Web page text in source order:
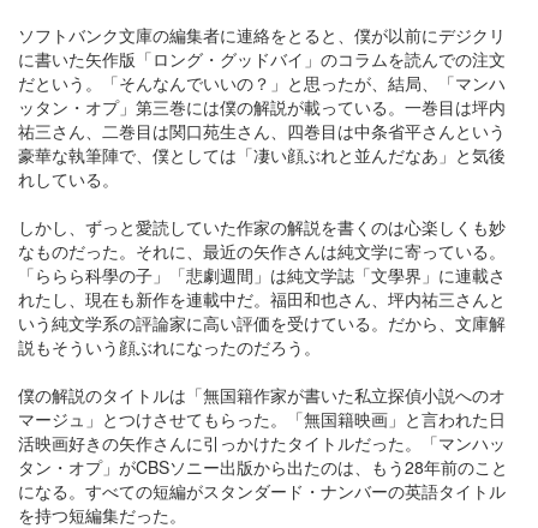
ソフトバンク文庫の編集者に連絡をとると、僕が以前にデジクリ
に書いた矢作版「ロング・グッドバイ」のコラムを読んでの注文
だという。「そんなんでいいの？」と思ったが、結局、「マンハ
ッタン・オプ」第三巻には僕の解説が載っている。一巻目は坪内
祐三さん、二巻目は関口苑生さん、四巻目は中条省平さんという
豪華な執筆陣で、僕としては「凄い顔ぶれと並んだなあ」と気後
れしている。
しかし、ずっと愛読していた作家の解説を書くのは心楽しくも妙
なものだった。それに、最近の矢作さんは純文学に寄っている。
「ららら科學の子」「悲劇週間」は純文学誌「文學界」に連載さ
れたし、現在も新作を連載中だ。福田和也さん、坪内祐三さんと
いう純文学系の評論家に高い評価を受けている。だから、文庫解
説もそういう顔ぶれになったのだろう。
僕の解説のタイトルは「無国籍作家が書いた私立探偵小説へのオ
マージュ」とつけさせてもらった。「無国籍映画」と言われた日
活映画好きの矢作さんに引っかけたタイトルだった。「マンハッ
タン・オプ」がCBSソニー出版から出たのは、もう28年前のこと
になる。すべての短編がスタンダード・ナンバーの英語タイトル
を持つ短編集だった。